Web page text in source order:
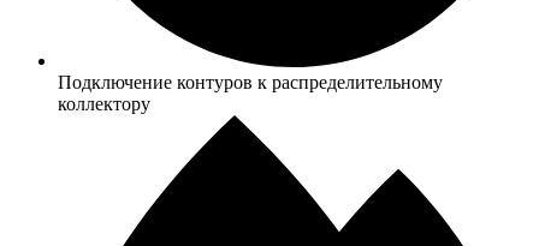
Подключение контуров к распределительному
коллектору